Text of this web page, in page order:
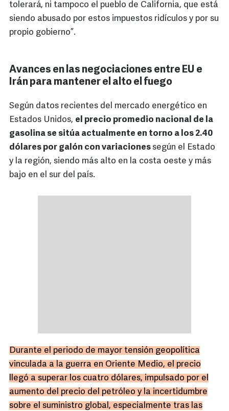
tolerará, ni tampoco el pueblo de California, que está
siendo abusado por estos impuestos ridículos y por su
propio gobierno”.
Avances en las negociaciones entre EU e
Irán para mantener el alto el fuego
Según datos recientes del mercado energético en
Estados Unidos, el precio promedio nacional de la
gasolina se sitúa actualmente en torno a los 2.40
dólares por galón con variacionessegún el Estado
y la región, siendo más alto en la costa oeste y más
bajo en el sur del país.
Durante el periodo de mayor tensión geopolítica
vinculada a la guerra en Oriente Medio, el precio
llegó a superar los cuatro dólares, impulsado por el
aumento del precio del petróleo y la incertidumbre
sobre el suministro global, especialmente tras las